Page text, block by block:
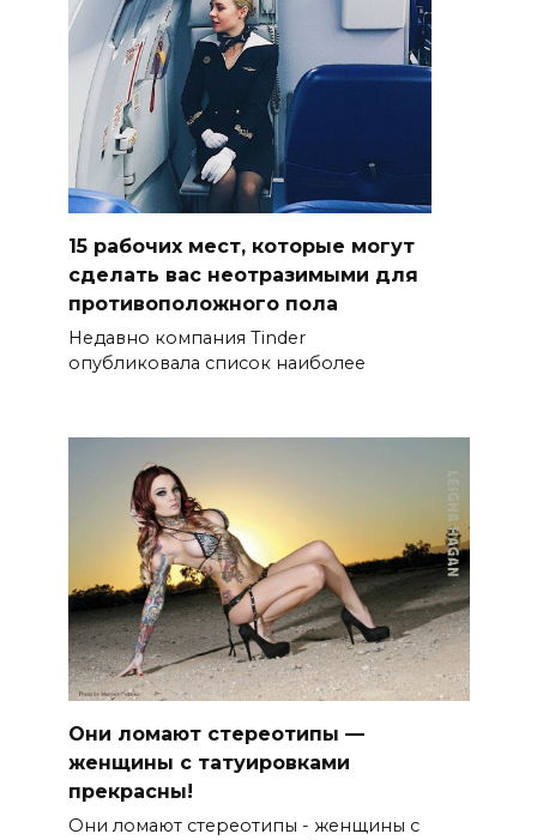
15 рабочих мест, которые могут
сделать вас неотразимыми для
противоположного пола
Недавно компания Tinder
опубликовала список наиболее
Они ломают стереотипы —
женщины с татуировками
прекрасны!
Они ломают стереотипы - женщины с